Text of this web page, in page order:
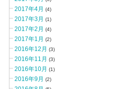
2017年4月 (4)
2017年3月 (1)
2017年2月 (4)
2017年1月 (2)
2016年12月 (3)
2016年11月 (3)
2016年10月 (1)
2016年9月 (2)